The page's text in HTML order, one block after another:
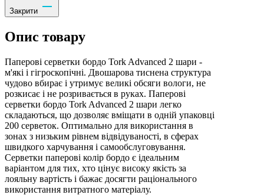
Закрити
Опис товару
Паперові серветки бордо Tork Advanced 2 шари -
м'які і гігроскопічні. Двошарова тиснена структура
чудово вбирає і утримує великі обсяги вологи, не
розкисає і не розривається в руках. Паперові
серветки бордо Tork Advanced 2 шари легко
складаються, що дозволяє вміщати в одній упаковці
200 серветок. Оптимально для використання в
зонах з низьким рівнем відвідуваності, в сферах
швидкого харчування і самообслуговування.
Серветки паперові колір бордо є ідеальним
варіантом для тих, хто цінує високу якість за
лояльну вартість і бажає досягти раціонального
використання витратного матеріалу.